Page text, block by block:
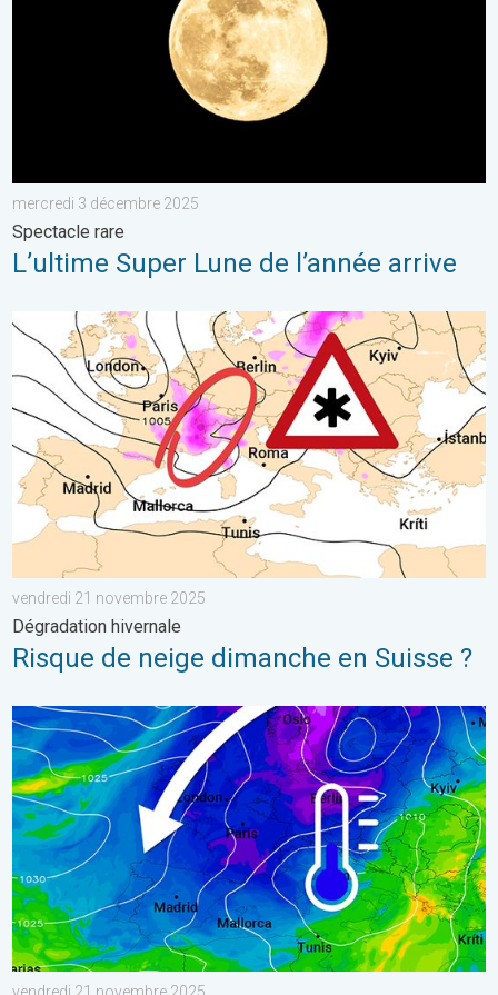
mercredi 3 décembre 2025
Spectacle rare
L’ultime Super Lune de l’année arrive
Risque de neige dimanche en Suisse ?. Dégradation
vendredi 21 novembre 2025
Dégradation hivernale
Risque de neige dimanche en Suisse ?
Le froid s’intensifie d’un cran samedi. Air polaire. . . vendredi